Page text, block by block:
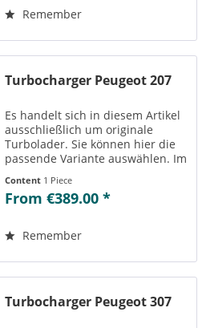
einsehen....
Remember
Turbocharger Peugeot 207
Es handelt sich in diesem Artikel
ausschließlich um originale
Turbolader. Sie können hier die
passende Variante auswählen. Im
Teilenummern“ können Sie die zu
der ausgewählten Variante
einsehen....
Content 1 Piece
From €389.00 *
Remember
Turbocharger Peugeot 307